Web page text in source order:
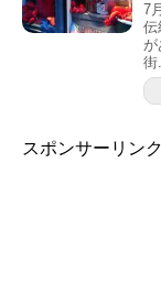
7
伝
が
街
スポンサーリンク